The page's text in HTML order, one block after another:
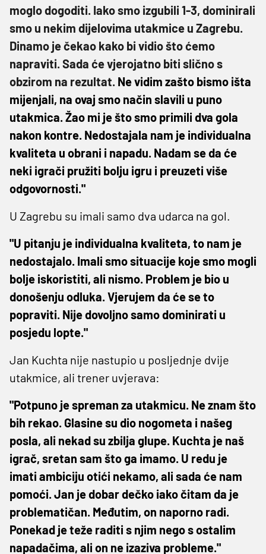
moglo dogoditi. Iako smo izgubili 1-3, dominirali
smo u nekim dijelovima utakmice u Zagrebu.
Dinamo je čekao kako bi vidio što ćemo
napraviti. Sada će vjerojatno biti slično s
obzirom na rezultat. Ne vidim zašto bismo išta
mijenjali, na ovaj smo način slavili u puno
utakmica. Žao mi je što smo primili dva gola
nakon kontre. Nedostajala nam je individualna
kvaliteta u obrani i napadu. Nadam se da će
neki igrači pružiti bolju igru i preuzeti više
odgovornosti."
U Zagrebu su imali samo dva udarca na gol.
"U pitanju je individualna kvaliteta, to nam je
nedostajalo. Imali smo situacije koje smo mogli
bolje iskoristiti, ali nismo. Problem je bio u
donošenju odluka. Vjerujem da će se to
popraviti. Nije dovoljno samo dominirati u
posjedu lopte."
Jan Kuchta nije nastupio u posljednje dvije
utakmice, ali trener uvjerava:
"Potpuno je spreman za utakmicu. Ne znam što
bih rekao. Glasine su dio nogometa i našeg
posla, ali nekad su zbilja glupe. Kuchta je naš
igrač, sretan sam što ga imamo. U redu je
imati ambiciju otići nekamo, ali sada će nam
pomoći. Jan je dobar dečko iako čitam da je
problematičan. Međutim, on naporno radi.
Ponekad je teže raditi s njim nego s ostalim
napadačima, ali on ne izaziva probleme."